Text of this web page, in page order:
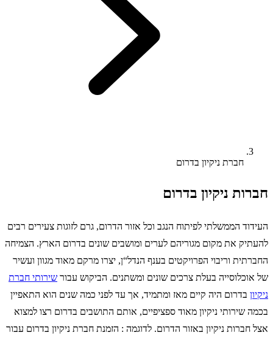
חברת ניקיון בדרום
חברות ניקיון בדרום
העידוד הממשלתי לפיתוח הנגב וכל אזור הדרום, גרם לזוגות צעירים רבים
להעתיק את מקום מגוריהם לערים ומושבים שונים בדרום הארץ. הצמיחה
החברתית וריבוי הפרויקטים בענף הנדל“ן, יצרו מרקם מאוד מגוון ועשיר
של אוכלוסייה בעלת צרכים שונים ומשתנים. הביקוש עבור שירותי חברת
ניקיון בדרום היה קיים מאז ומתמיד, אך עד לפני כמה שנים הוא התאפיין
בכמה שירותי ניקיון מאוד ספציפיים, אותם התושבים בדרום רצו למצוא
אצל חברות ניקיון באזור הדרום. לדוגמה : הזמנת חברת ניקיון בדרום עבור